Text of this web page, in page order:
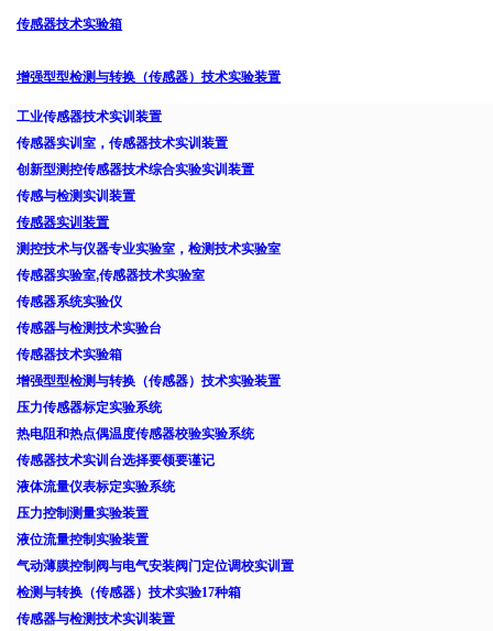
传感器技术实验箱
增强型型检测与转换（传感器）技术实验装置
工业传感器技术实训装置
传感器实训室，传感器技术实训装置
创新型测控传感器技术综合实验实训装置
传感与检测实训装置
传感器实训装置
测控技术与仪器专业实验室，检测技术实验室
传感器实验室,传感器技术实验室
传感器系统实验仪
传感器与检测技术实验台
传感器技术实验箱
增强型型检测与转换（传感器）技术实验装置
压力传感器标定实验系统
热电阻和热点偶温度传感器校验实验系统
传感器技术实训台选择要领要谨记
液体流量仪表标定实验系统
压力控制测量实验装置
液位流量控制实验装置
气动薄膜控制阀与电气安装阀门定位调校实训置
检测与转换（传感器）技术实验17种箱
传感器与检测技术实训装置